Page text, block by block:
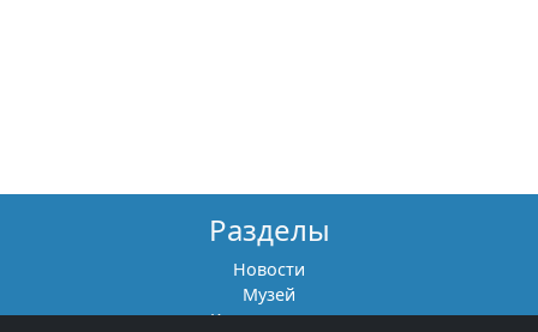
Разделы
Новости
Музей
Книги памяти